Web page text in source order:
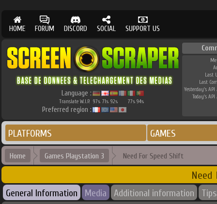
HOME FORUM DISCORD SOCIAL SUPPORT US
Language :
Translate W.I.P. 97% 71% 92% 77% 94%
Preferred region :
Last
Last
Yesterday's API
Today's API
PLATFORMS GAMES
Home Games Playstation 3 Need For Speed Shift
Need
General Information Media Additional information Tips